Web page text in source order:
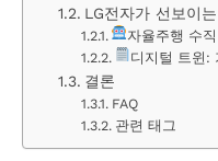
LG전자가 선보이
자율주행 수
디지털 트윈:
결론
FAQ
관련 태그